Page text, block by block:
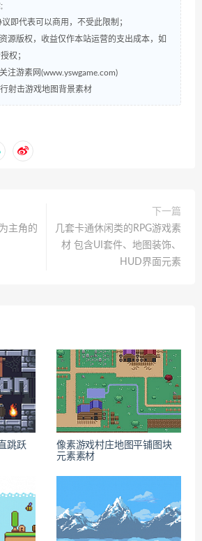
即代表可以商用，不受此限制；
源版权，收益仅作本站运营的支出成本，如
权；
注游素网(www.yswgame.com)
射击游戏地图背景素材
主角的
下一篇
几套卡通休闲类的RPG游戏素
材 包含UI套件、地图装饰、
HUD界面元素
跳跃
像素游戏村庄地图平铺图块
元素素材